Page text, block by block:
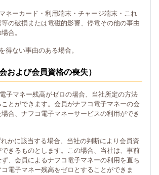
ネーカード・利用端末・チャージ端末・これ
の破損または電磁的影響、停電その他の事由
合。
得ない事由のある場合。
および会員資格の喪失）
子マネー残高がゼロの場合、当社所定の方法
とができます。会員がナフコ電子マネーの会
合、ナフコ電子マネーサービスの利用ができ
かに該当する場合、当社の判断により会員資
きるものとします。この場合、当社は、事前
、会員によるナフコ電子マネーの利用を直ち
電子マネー残高をゼロとすることができま